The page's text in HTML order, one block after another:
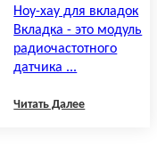
Ноу-хау для вкладок
Вкладка - это модуль
радиочастотного
датчика ...
Читать Далее